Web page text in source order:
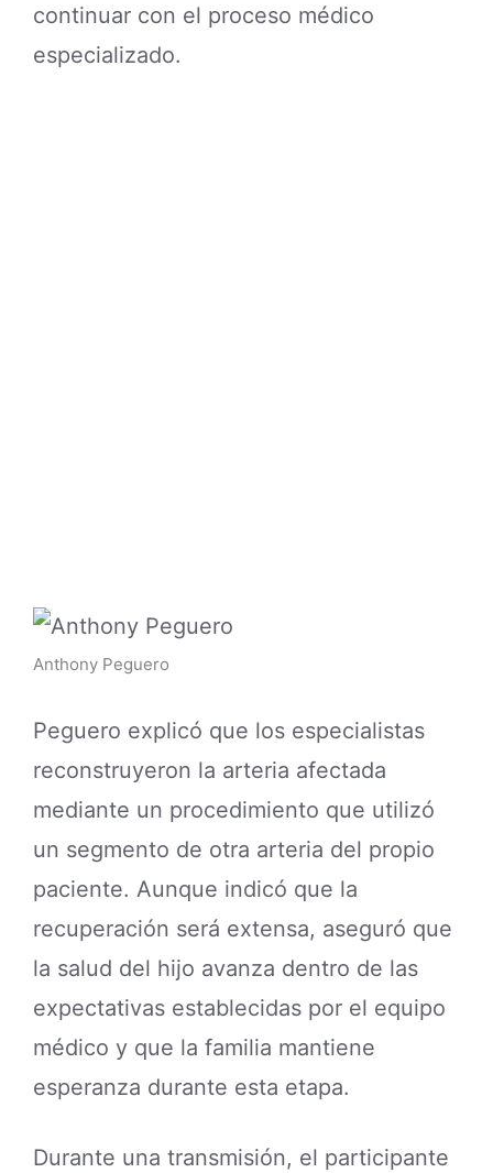
continuar con el proceso médico
especializado.
Anthony Peguero
Peguero explicó que los especialistas
reconstruyeron la arteria afectada
mediante un procedimiento que utilizó
un segmento de otra arteria del propio
paciente. Aunque indicó que la
recuperación será extensa, aseguró que
la salud del hijo avanza dentro de las
expectativas establecidas por el equipo
médico y que la familia mantiene
esperanza durante esta etapa.
Durante una transmisión, el participante